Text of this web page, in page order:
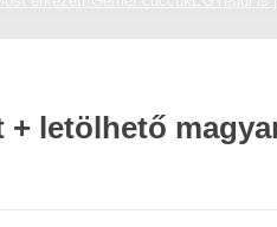
+ letölhető